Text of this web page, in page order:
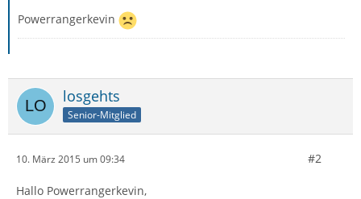
Powerrangerkevin
losgehts
Senior-Mitglied
10. März 2015 um 09:34 #2
Hallo Powerrangerkevin,